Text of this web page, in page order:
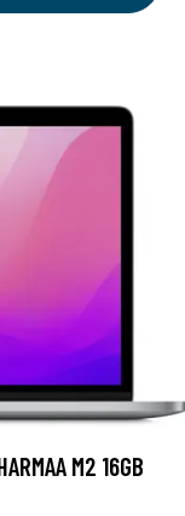
M2 16GB